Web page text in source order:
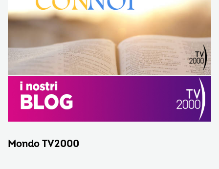
Mondo TV2000